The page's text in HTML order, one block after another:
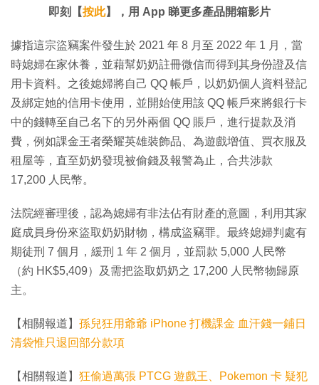
:
1
3
%
時
間
即刻【按此】，用 App 睇更多產品開箱影片
據指這宗盜竊案件發生於 2021 年 8 月至 2022 年 1 月，當
時媳婦在家休養，並藉幫奶奶註冊微信而得到其身份證及信
用卡資料。之後媳婦將自己 QQ 帳戶，以奶奶個人資料登記
及綁定她的信用卡使用，並開始使用該 QQ 帳戶來將銀行卡
中的錢轉至自己名下的另外兩個 QQ 賬戶，進行提款及消
費，例如課金王者榮耀英雄裝飾品、為遊戲增值、買衣服及
租屋等，直至奶奶發現被偷錢及報警為止，合共涉款
17,200 人民幣。
法院經審理後，認為媳婦有非法佔有財產的意圖，利用其家
庭成員身份來盜取奶奶財物，構成盜竊罪。最終媳婦判處有
期徒刑 7 個月，緩刑 1 年 2 個月，並罰款 5,000 人民幣
（約 HK$5,409）及需把盜取奶奶之 17,200 人民幣物歸原
主。
【相關報道】 孫兒狂用爺爺 iPhone 打機課金 血汗錢一鋪日
清袋惟只退回部分款項
【相關報道】 狂偷過萬張 PTCG 遊戲王、Pokemon 卡 疑犯